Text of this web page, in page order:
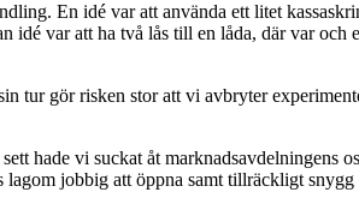
En idé var att använda ett litet
var att ha två lås till en låda, där var
tur gör risken stor att vi avbryter
hade vi suckat åt marknadsavdelningens
jobbig att öppna samt tillräckligt snygg